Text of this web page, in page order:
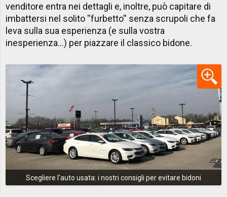
venditore entra nei dettagli e, inoltre, può capitare di
imbattersi nel solito ''furbetto'' senza scrupoli che fa
leva sulla sua esperienza (e sulla vostra
inesperienza...) per piazzare il classico bidone.
Scegliere l'auto usata: i nostri consigli per evitare bidoni